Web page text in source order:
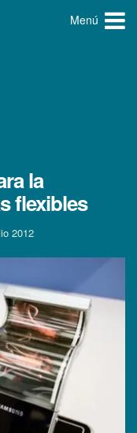
Menú
la
flexibles
2012